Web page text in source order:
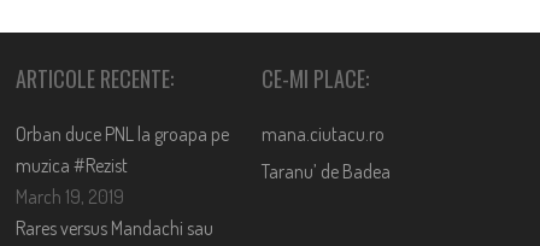
ARTICOLE RECENTE:
Orban duce PNL la groapa pe
muzica #Rezist
March 19, 2019
Rares versus Mandachi sau
CE-MI PLACE:
mana.ciutacu.ro
Taranu’ de Badea